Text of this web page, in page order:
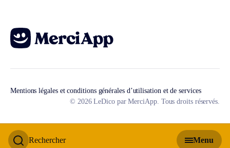
Rechercher Menu
Mentions légales et conditions générales d’utilisation et de services
© 2026 LeDico par MerciApp. Tous droits réservés.